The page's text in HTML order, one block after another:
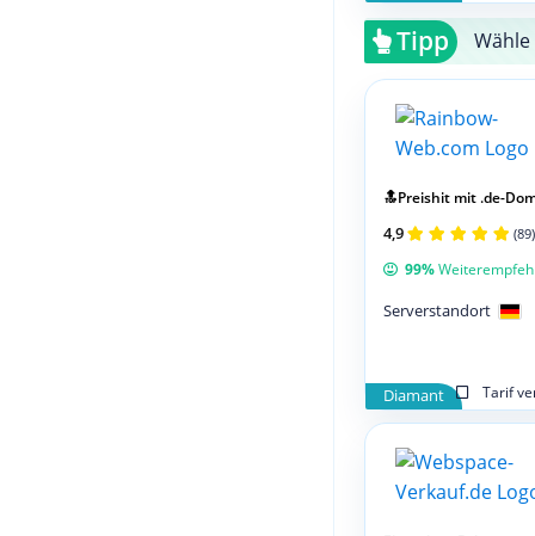
Tipp
Diamant Tarif
🔝Preishit mit .de-
4,9 (89)
99%
Serverstandort